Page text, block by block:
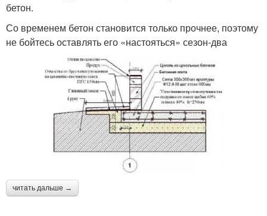
бетон.
Со временем бетон становится только прочнее, поэтому
не бойтесь оставлять его «настояться» сезон-два
читать дальше →